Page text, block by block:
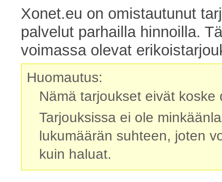
Xonet.eu on omistautunut
palvelut parhailla hinnoilla.
voimassa olevat
Huomautus:
Nämä tarjoukset eivät
Tarjouksissa ei ole
lukumäärän suhteen, joten
kuin haluat.